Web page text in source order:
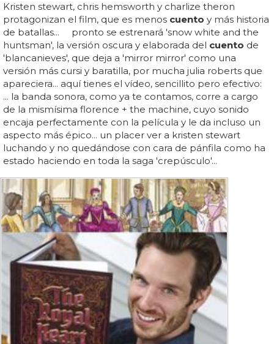
Kristen stewart, chris hemsworth y charlize theron
protagonizan el film, que es menos cuento y más historia
de batallas... pronto se estrenará 'snow white and the
huntsman', la versión oscura y elaborada del cuento de
'blancanieves', que deja a 'mirror mirror' como una
versión más cursi y baratilla, por mucha julia roberts que
apareciera... aquí tienes el vídeo, sencillito pero efectivo:
... la banda sonora, como ya te contamos, corre a cargo
de la mismísima florence + the machine, cuyo sonido
encaja perfectamente con la película y le da incluso un
aspecto más épico... un placer ver a kristen stewart
luchando y no quedándose con cara de pánfila como ha
estado haciendo en toda la saga 'crepúsculo'...